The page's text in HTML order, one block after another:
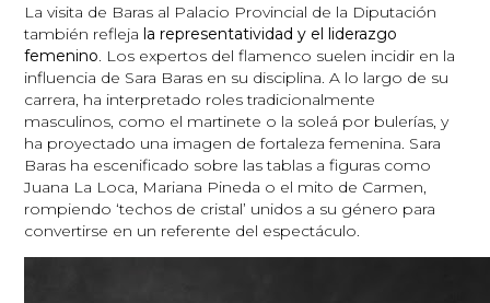
La visita de Baras al Palacio Provincial de la Diputación
también reflejala representatividad y el liderazgo
femenino . Los expertos del flamenco suelen incidir en la
influencia de Sara Baras en su disciplina. A lo largo de su
carrera, ha interpretado roles tradicionalmente
masculinos, como el martinete o la soleá por bulerías, y
ha proyectado una imagen de fortaleza femenina. Sara
Baras ha escenificado sobre las tablas a figuras como
Juana La Loca, Mariana Pineda o el mito de Carmen,
rompiendo ‘techos de cristal’ unidos a su género para
convertirse en un referente del espectáculo.